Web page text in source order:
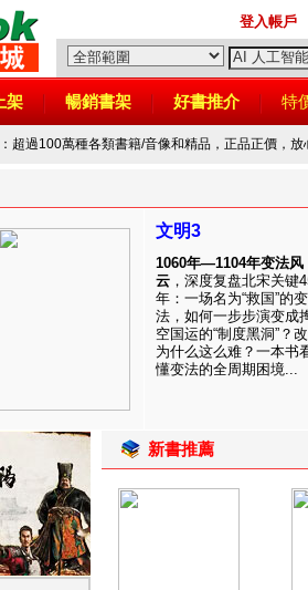
登入帳戶
架 暢銷書架 好書推介 特
：超過100萬種各類書籍/音像和精品，正品正價，
文明3
1060年—1104年变法风
云 ，深度复盘北宋关键
年：一场名为“救国”的变
法，如何一步步演变成
空国运的“制度黑洞”？
为什么这么难？一本书
懂变法的全周期困境...
新書推薦